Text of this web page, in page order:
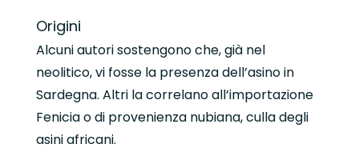
Origini
Alcuni autori sostengono che, già nel
neolitico, vi fosse la presenza dell’asino in
Sardegna. Altri la correlano all’importazione
Fenicia o di provenienza nubiana, culla degli
asini africani.